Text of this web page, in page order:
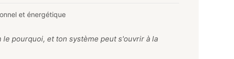
et énergétique
le pourquoi, et ton système peut s'ouvrir à la